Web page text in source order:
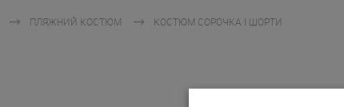
ПЛЯЖНИЙ КОСТЮМ КОСТЮМ СОРОЧКА І ШОРТИ